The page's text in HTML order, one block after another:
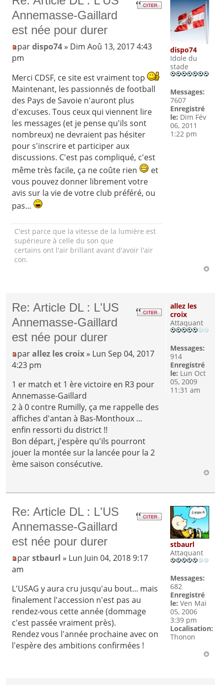
Annemasse-Gaillard
est née pour durer
pardispo74» Dim Aoû 13, 2017 4:43
pm
Merci CDSF, ce site est vraiment top
Maintenant, les passionnés de football
des Pays de Savoie n'auront plus
d'excuses. Tous ceux qui viennent lire
les messages (et je pense qu'ils sont
nombreux) ne devraient pas hésiter
pour s'inscrire et participer aux
discussions. C'est pas compliqué, c'est
même très facile, ça ne coûte rien
et
vous pouvez donner librement votre
avis sur la vie de votre club préféré, ou
pas...
C'est parce que la vitesse de la lumière est
supérieure à celle du son que
certains ont l'air brillant avant d'avoir l'air
con.
dispo74
Idole du
stade
Messages:
7607
Enregistré
le: Dim Fév
06, 2011
1:22 pm
Re: Article DL : L'US
Annemasse-Gaillard
est née pour durer
parallez les croix » Lun Sep 04, 2017
4:23 pm
1 er match et 1 ère victoire en R3 pour
Annemasse-Gaillard
2 à 0 contre Rumilly, ça me rappelle des
affiches d'antan à Bas-Monthoux ...
enfin ressorti du district !!
Bon départ, j'espère qu'ils pourront
jouer la montée sur la lancée pour la 2
ème saison consécutive.
allez les
croix
Attaquant
Messages:
914
Enregistré
le: Lun Oct
05, 2009
11:31 am
Re: Article DL : L'US
Annemasse-Gaillard
est née pour durer
parstbaurl » Lun Juin 04, 2018 9:17
am
L'USAG y aura cru jusqu'au bout... mais
finalement l'accession n'est pas au
rendez-vous cette année (dommage
c'est passée vraiment près).
Rendez vous l'année prochaine avec on
l'espère des ambitions confirmées !
stbaurl
Attaquant
Messages:
682
Enregistré
le: Ven Mai
05, 2006
3:39 pm
Localisation:
Thonon